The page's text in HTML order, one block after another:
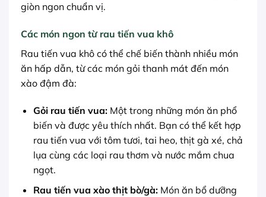
giòn ngon chuẩn vị.
Các món ngon từ rau tiến vua khô
Rau tiến vua khô có thể chế biến thành nhiều món
ăn hấp dẫn, từ các món gỏi thanh mát đến món
xào đậm đà:
Gỏi rau tiến vua:Một trong những món ăn phổ
biến và được yêu thích nhất. Bạn có thể kết hợp
rau tiến vua với tôm tươi, tai heo, thịt gà xé, chả
lụa cùng các loại rau thơm và nước mắm chua
ngọt.
Rau tiến vua xào thịt bò/gà:Món ăn bổ dưỡng